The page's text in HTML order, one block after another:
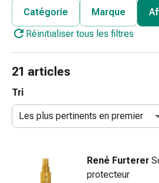
Grippe
refroidissement
Douche
nasale
Irritation
et
Catégorie Marque
Réinitialiser tous les filtres
21 articles
Tri
Les plus pertinents en premier
René Furterer
protecteur